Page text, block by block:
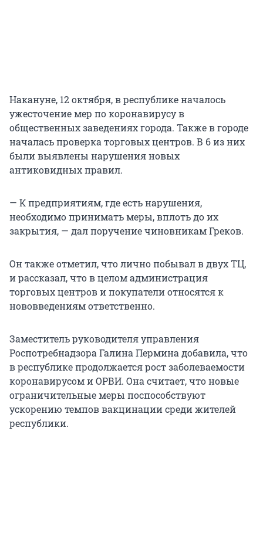
Накануне, 12 октября, в республике началось
ужесточение мер по коронавирусу в
общественных заведениях города. Также в городе
началась проверка торговых центров. В 6 из них
были выявлены нарушения новых
антиковидных правил.
— К предприятиям, где есть нарушения,
необходимо принимать меры, вплоть до их
закрытия, — дал поручение чиновникам Греков.
Он также отметил, что лично побывал в двух ТЦ,
и рассказал, что в целом администрация
торговых центров и покупатели относятся к
нововведениям ответственно.
Заместитель руководителя управления
Роспотребнадзора Галина Пермина добавила, что
в республике продолжается рост заболеваемости
коронавирусом и ОРВИ. Она считает, что новые
ограничительные меры поспособствуют
ускорению темпов вакцинации среди жителей
республики.